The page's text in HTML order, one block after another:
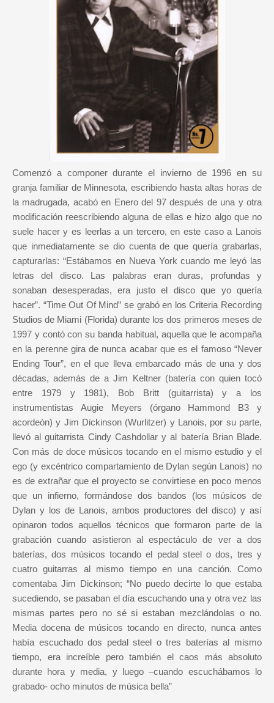
Comenzó a componer durante el invierno de 1996 en su
granja familiar de Minnesota, escribiendo hasta altas horas de
la madrugada, acabó en Enero del 97 después de una y otra
modificación reescribiendo alguna de ellas e hizo algo que no
suele hacer y es leerlas a un tercero, en este caso a Lanois
que inmediatamente se dio cuenta de que quería grabarlas,
capturarlas: “Estábamos en Nueva York cuando me leyó las
letras del disco. Las palabras eran duras, profundas y
sonaban desesperadas, era justo el disco que yo quería
hacer”. “Time Out Of Mind” se grabó en los Criteria Recording
Studios de Miami (Florida) durante los dos primeros meses de
1997 y contó con su banda habitual, aquella que le acompaña
en la perenne gira de nunca acabar que es el famoso “Never
Ending Tour”, en el que lleva embarcado más de una y dos
décadas, además de a Jim Keltner (batería con quien tocó
entre 1979 y 1981), Bob Britt (guitarrista) y a los
instrumentistas Augie Meyers (órgano Hammond B3 y
acordeón) y Jim Dickinson (Wurlitzer) y Lanois, por su parte,
llevó al guitarrista Cindy Cashdollar y al batería Brian Blade.
Con más de doce músicos tocando en el mismo estudio y el
ego (y excéntrico compartamiento de Dylan según Lanois) no
es de extrañar que el proyecto se convirtiese en poco menos
que un infierno, formándose dos bandos (los músicos de
Dylan y los de Lanois, ambos productores del disco) y así
opinaron todos aquellos técnicos que formaron parte de la
grabación cuando asistieron al espectáculo de ver a dos
baterías, dos músicos tocando el pedal steel o dos, tres y
cuatro guitarras al mismo tiempo en una canción. Como
comentaba Jim Dickinson; “No puedo decirte lo que estaba
sucediendo, se pasaban el día escuchando una y otra vez las
mismas partes pero no sé si estaban mezclándolas o no.
Media docena de músicos tocando en directo, nunca antes
había escuchado dos pedal steel o tres baterías al mismo
tiempo, era increíble pero también el caos más absoluto
durante hora y media, y luego –cuando escuchábamos lo
grabado- ocho minutos de música bella”